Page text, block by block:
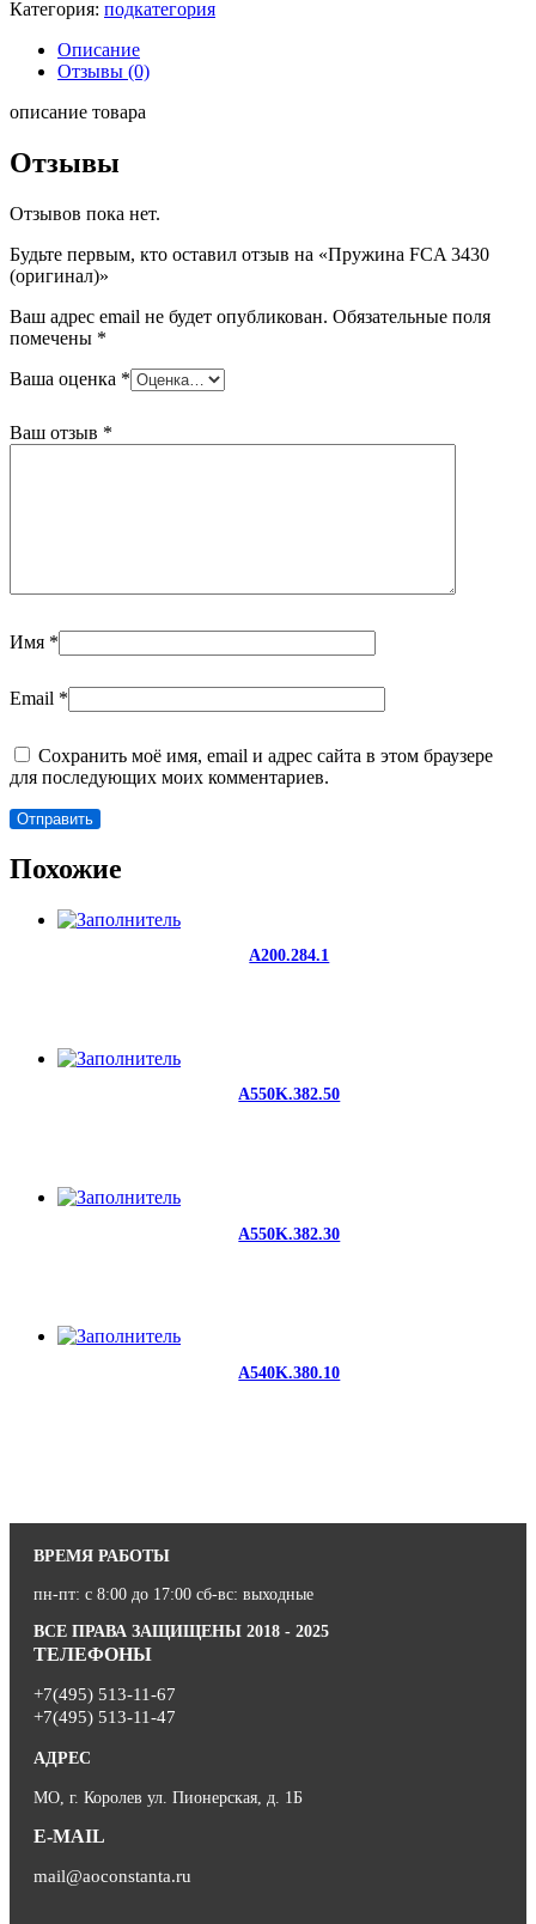
Категория: подкатегория
Описание
Отзывы (0)
описание товара
Отзывы
Отзывов пока нет.
Будьте первым, кто оставил отзыв на «Пружина FCA 3430
(оригинал)»
Ваш адрес email не будет опубликован. Обязательные поля
помечены *
Ваша оценка *
Ваш отзыв *
Имя *
Email *
Сохранить моё имя, email и адрес сайта в этом браузере
для последующих моих комментариев.
Похожие
A200.284.1
A550K.382.50
A550K.382.30
A540K.380.10
ВРЕМЯ РАБОТЫ
пн-пт: с 8:00 до 17:00 сб-вс: выходные
ВСЕ ПРАВА ЗАЩИЩЕНЫ 2018 - 2025
ТЕЛЕФОНЫ
+7(495) 513-11-67
+7(495) 513-11-47
АДРЕС
МО, г. Королев ул. Пионерская, д. 1Б
E-MAIL
mail@aoconstanta.ru